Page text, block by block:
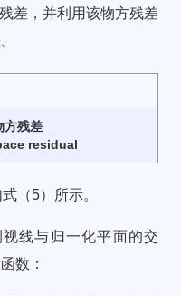
差，并利用该物方残差
方残差
residual
（5）所示。
线与归一化平面的交
数：